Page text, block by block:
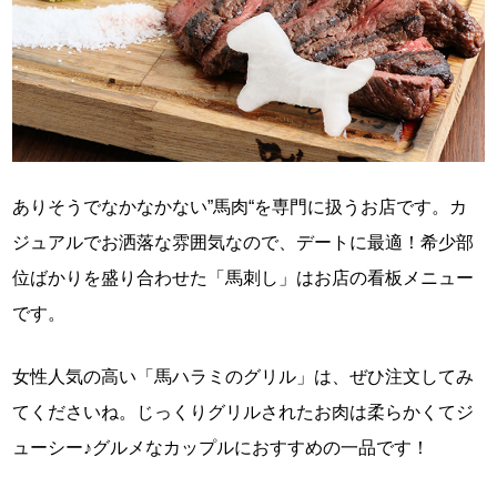
ありそうでなかなかない”馬肉“を専門に扱うお店です。カ
ジュアルでお洒落な雰囲気なので、デートに最適！希少部
位ばかりを盛り合わせた「馬刺し」はお店の看板メニュー
です。
女性人気の高い「馬ハラミのグリル」は、ぜひ注文してみ
てくださいね。じっくりグリルされたお肉は柔らかくてジ
ューシー♪グルメなカップルにおすすめの一品です！